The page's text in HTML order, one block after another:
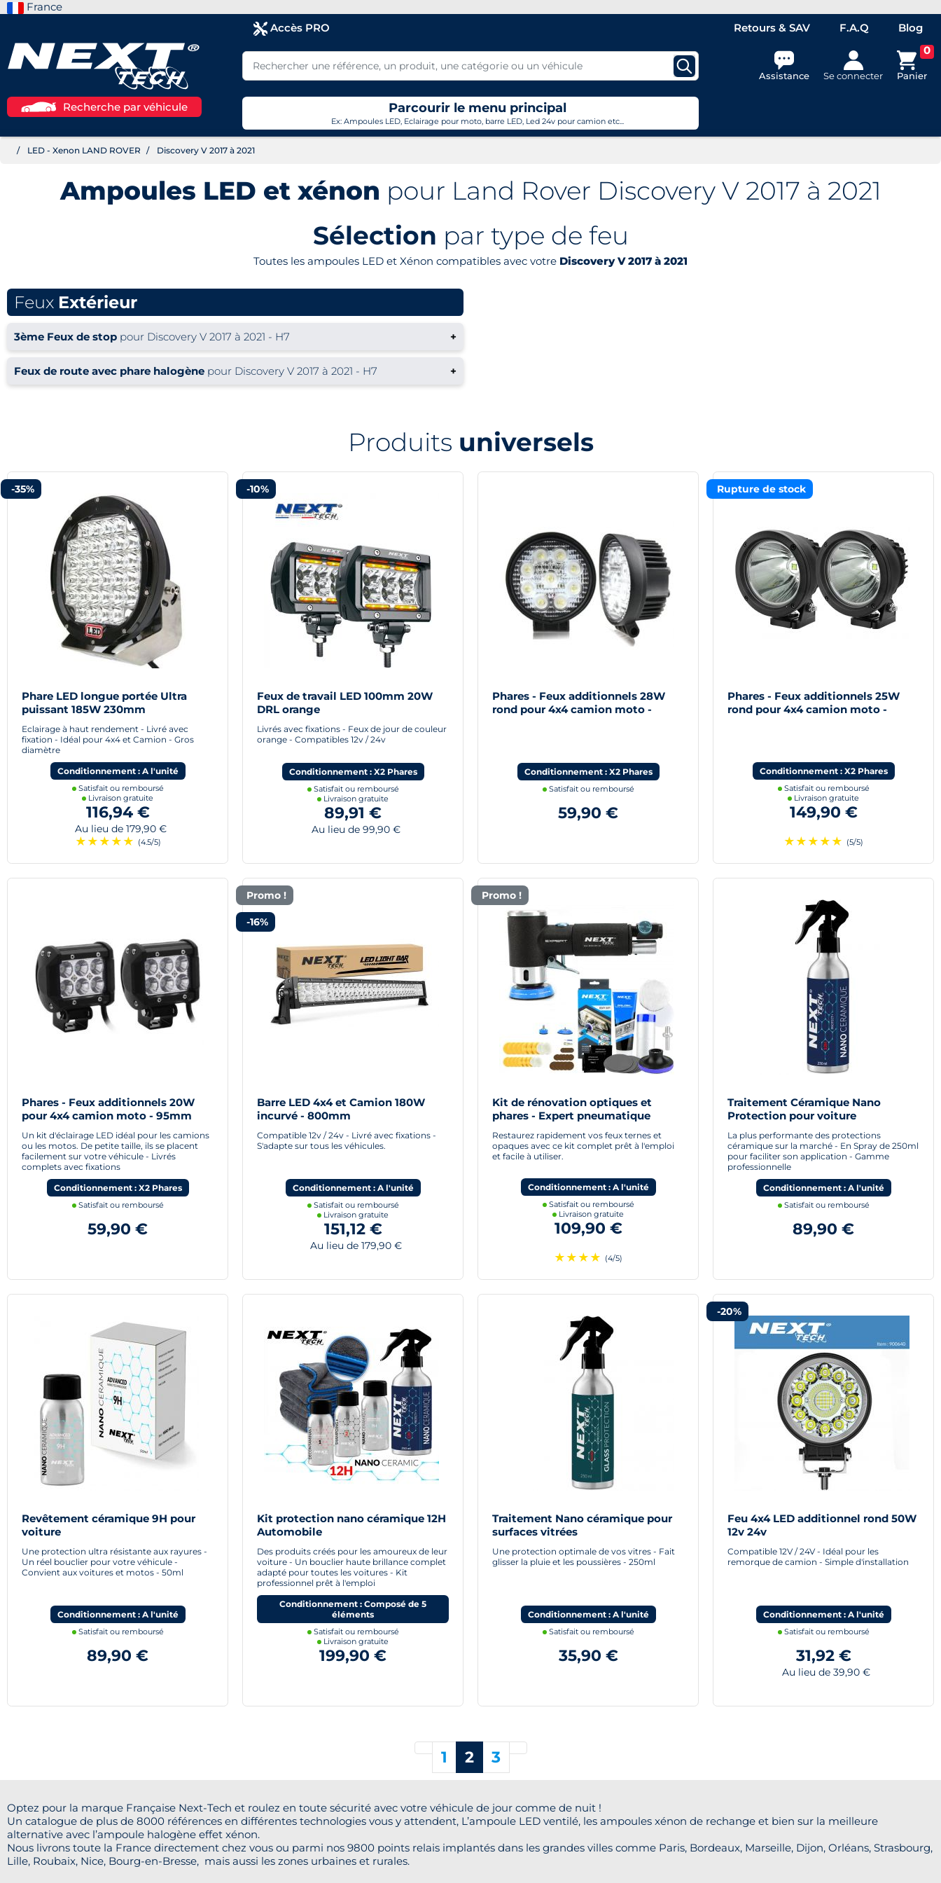
France
Accès PRO
Retours & SAV F.A.Q Blog
Assistance Se connecter
0
Panier
Recherche par véhicule Parcourir le menu principal
Ex: Ampoules LED, Eclairage pour moto, barre LED, Led 24v pour camion etc...
LED - Xenon LAND ROVER Discovery V 2017 à 2021
Ampoules LED et xénon pour Land Rover Discovery V 2017 à 2021
Sélection par type de feu
Toutes les ampoules LED et Xénon compatibles avec votre Discovery V 2017 à 2021
Feux Extérieur
3ème Feux de stop pour Discovery V 2017 à 2021 - H7 +
Feux de route avec phare halogène pour Discovery V 2017 à 2021 - H7 +
Produits universels
-35%
Phare LED longue portée Ultra
puissant 185W 230mm
Eclairage à haut rendement - Livré avec
fixation - Idéal pour 4x4 et Camion - Gros
diamètre
Conditionnement : A l'unité
Satisfait ou remboursé
Livraison gratuite
116,94 €
Au lieu de 179,90 €
★ ★ ★ ★ ★ (4.5/5)
-10%
Feux de travail LED 100mm 20W
DRL orange
Livrés avec fixations - Feux de jour de couleur
orange - Compatibles 12v / 24v
Conditionnement : X2 Phares
Satisfait ou remboursé
Livraison gratuite
89,91 €
Au lieu de 99,90 €
Phares - Feux additionnels 28W
rond pour 4x4 camion moto -
Conditionnement : X2 Phares
Satisfait ou remboursé
59,90 €
Rupture de stock
Phares - Feux additionnels 25W
rond pour 4x4 camion moto -
Conditionnement : X2 Phares
Satisfait ou remboursé
Livraison gratuite
149,90 €
★ ★ ★ ★ ★ (5/5)
Phares - Feux additionnels 20W
pour 4x4 camion moto - 95mm
Un kit d'éclairage LED idéal pour les camions
ou les motos. De petite taille, ils se placent
facilement sur votre véhicule - Livrés
complets avec fixations
Conditionnement : X2 Phares
Satisfait ou remboursé
59,90 €
Promo !
-16%
Barre LED 4x4 et Camion 180W
incurvé - 800mm
Compatible 12v / 24v - Livré avec fixations -
S'adapte sur tous les véhicules.
Conditionnement : A l'unité
Satisfait ou remboursé
Livraison gratuite
151,12 €
Au lieu de 179,90 €
Promo !
Kit de rénovation optiques et
phares - Expert pneumatique
Restaurez rapidement vos feux ternes et
opaques avec ce kit complet prêt à l'emploi
et facile à utiliser.
Conditionnement : A l'unité
Satisfait ou remboursé
Livraison gratuite
109,90 €
★ ★ ★ ★ (4/5)
Traitement Céramique Nano
Protection pour voiture
La plus performante des protections
céramique sur la marché - En Spray de 250ml
pour faciliter son application - Gamme
professionnelle
Conditionnement : A l'unité
Satisfait ou remboursé
89,90 €
Revêtement céramique 9H pour
voiture
Une protection ultra résistante aux rayures -
Un réel bouclier pour votre véhicule -
Convient aux voitures et motos - 50ml
Conditionnement : A l'unité
Satisfait ou remboursé
89,90 €
Kit protection nano céramique 12H
Automobile
Des produits créés pour les amoureux de leur
voiture - Un bouclier haute brillance complet
adapté pour toutes les voitures - Kit
professionnel prêt à l'emploi
Conditionnement : Composé de 5
éléments
Satisfait ou remboursé
Livraison gratuite
199,90 €
Traitement Nano céramique pour
surfaces vitrées
Une protection optimale de vos vitres - Fait
glisser la pluie et les poussières - 250ml
Conditionnement : A l'unité
Satisfait ou remboursé
35,90 €
-20%
Feu 4x4 LED additionnel rond 50W
12v 24v
Compatible 12V / 24V - Idéal pour les
remorque de camion - Simple d'installation
Conditionnement : A l'unité
Satisfait ou remboursé
31,92 €
Au lieu de 39,90 €
Précédent
1 2 3 Suivant
Optez pour la marque Française Next-Tech et roulez en toute sécurité avec votre véhicule de jour comme de nuit !
Un catalogue de plus de 8000 références en différentes technologies vous y attendent, L’ampoule LED ventilé, les ampoules xénon de rechange et bien sur la meilleure
alternative avec l’ampoule halogène effet xénon.
Nous livrons toute la France directement chez vous ou parmi nos 9800 points relais implantés dans les grandes villes comme Paris, Bordeaux, Marseille, Dijon, Orléans, Strasbourg,
Lille, Roubaix, Nice, Bourg-en-Bresse, mais aussi les zones urbaines et rurales.